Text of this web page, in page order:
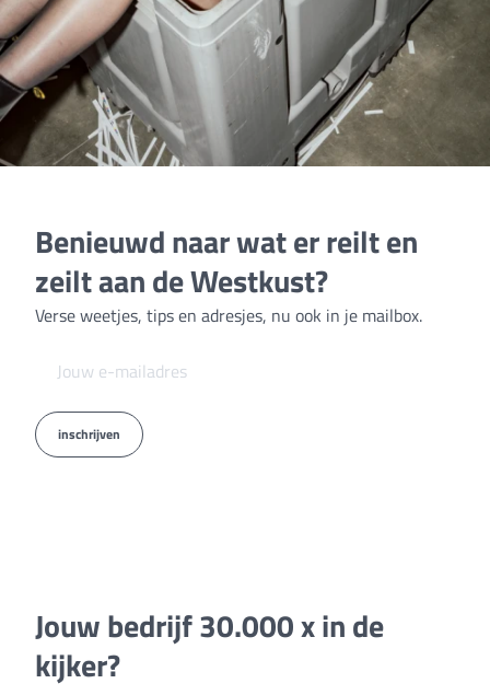
Benieuwd naar wat er reilt en
zeilt aan de Westkust?
Verse weetjes, tips en adresjes, nu ook in je mailbox.
inschrijven
Jouw bedrijf 30.000 x in de
kijker?